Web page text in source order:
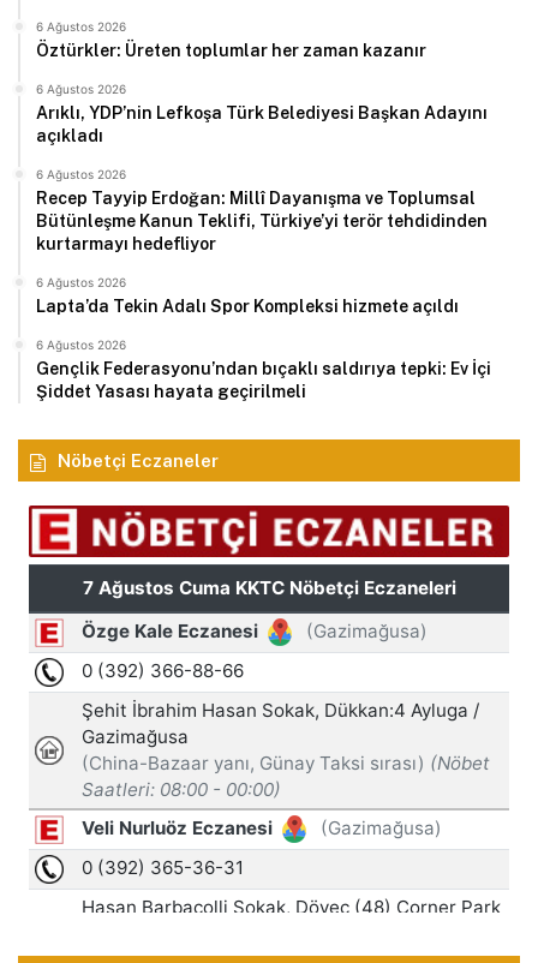
6 Ağustos 2026
Öztürkler: Üreten toplumlar her zaman kazanır
6 Ağustos 2026
Arıklı, YDP’nin Lefkoşa Türk Belediyesi Başkan Adayını
açıkladı
6 Ağustos 2026
Recep Tayyip Erdoğan: Millî Dayanışma ve Toplumsal
Bütünleşme Kanun Teklifi, Türkiye’yi terör tehdidinden
kurtarmayı hedefliyor
6 Ağustos 2026
Lapta’da Tekin Adalı Spor Kompleksi hizmete açıldı
6 Ağustos 2026
Gençlik Federasyonu’ndan bıçaklı saldırıya tepki: Ev İçi
Şiddet Yasası hayata geçirilmeli
Nöbetçi Eczaneler